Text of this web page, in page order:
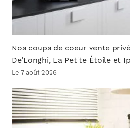
Nos coups de coeur vente
De’Longhi, La Petite Étoile et
Le 7 août 2026